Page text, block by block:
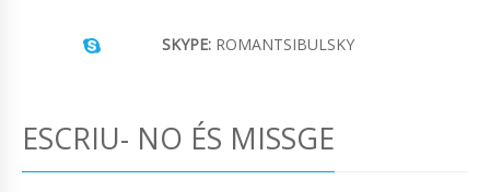
SKYPE: ROMANTSIBULSKY
ESCRIU- NO ÉS MISSGE